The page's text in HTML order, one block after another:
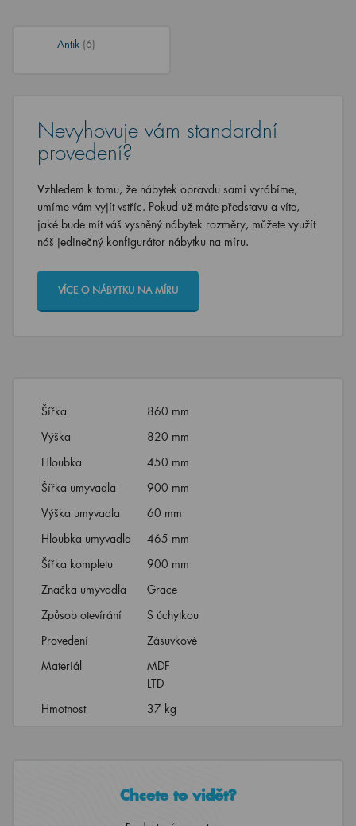
Antik (6)
Nevyhovuje vám standardní
provedení?
Vzhledem k tomu, že nábytek opravdu sami vyrábíme,
umíme vám vyjít vstříc. Pokud už máte představu a víte,
jaké bude mít váš vysněný nábytek rozměry, můžete využít
náš jedinečný konfigurátor nábytku na míru.
VÍCE O NÁBYTKU NA MÍRU
Šířka
860 mm
Výška
820 mm
Hloubka
450 mm
Šířka umyvadla
900 mm
Výška umyvadla
60 mm
Hloubka umyvadla
465 mm
Šířka kompletu
900 mm
Značka umyvadla
Grace
Způsob otevírání
S úchytkou
Provedení
Zásuvkové
Materiál
MDF
LTD
Hmotnost
37 kg
Chcete to vidět?